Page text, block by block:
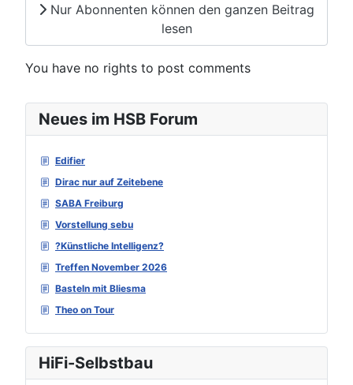
Neues im HSB Forum
Edifier
Dirac nur auf Zeitebene
SABA Freiburg
Vorstellung sebu
?Künstliche Intelligenz?
Treffen November 2026
Basteln mit Bliesma
Theo on Tour
HiFi-Selbstbau
Nur Abonnenten können den ganzen Beitrag
lesen
You have no rights to post comments